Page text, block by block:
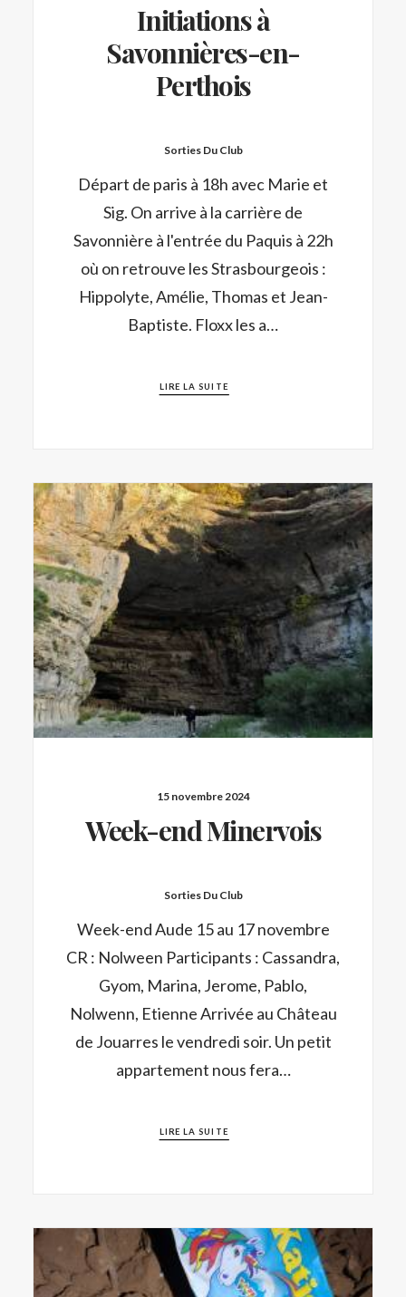
Initiations à
Savonnières-en-
Perthois
Sorties Du Club
Départ de paris à 18h avec Marie et
Sig. On arrive à la carrière de
Savonnière à l'entrée du Paquis à 22h
où on retrouve les Strasbourgeois :
Hippolyte, Amélie, Thomas et Jean-
Baptiste. Floxx les a…
LIRE LA SUITE
15 novembre 2024
Week-end Minervois
Sorties Du Club
Week-end Aude 15 au 17 novembre
CR : Nolween Participants : Cassandra,
Gyom, Marina, Jerome, Pablo,
Nolwenn, Etienne Arrivée au Château
de Jouarres le vendredi soir. Un petit
appartement nous fera…
LIRE LA SUITE